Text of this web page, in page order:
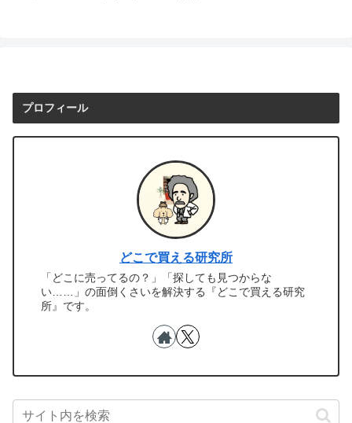
プロフィール
どこで買える研究所
「どこに売ってるの？」「探しても見つからな
い……」の面倒くさいを解決する『どこで買える研究
所』です。